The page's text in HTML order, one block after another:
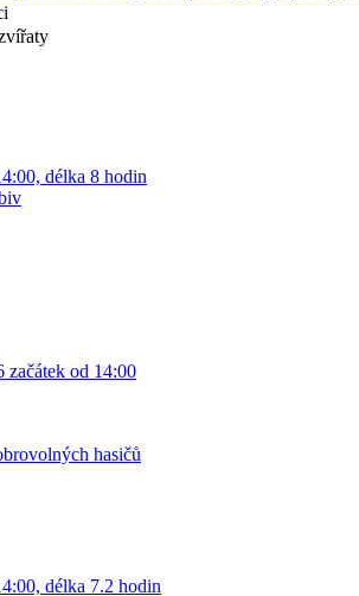
délka 8 hodin
začátek od 14:00
hasičů
délka 7.2 hodin